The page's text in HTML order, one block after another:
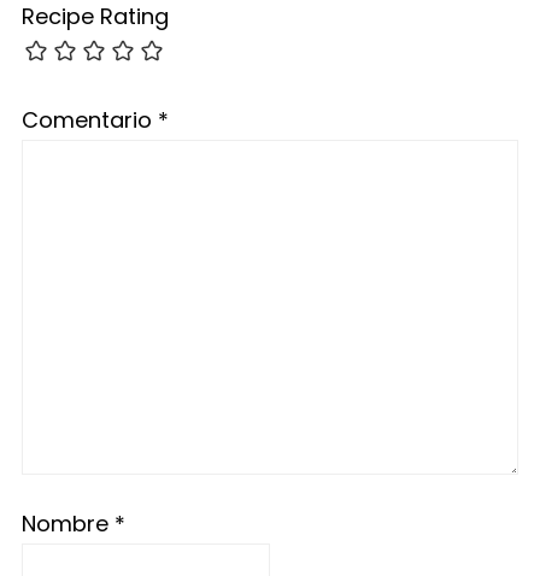
Recipe Rating
Comentario *
Nombre *